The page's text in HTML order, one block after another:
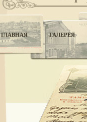
ГЛАВНАЯ ГАЛЕРЕЯ